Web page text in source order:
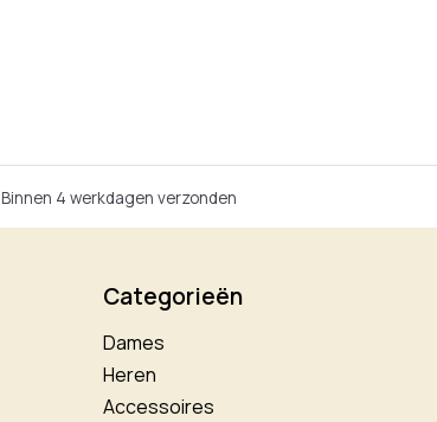
Binnen 4 werkdagen verzonden
Categorieën
Dames
Heren
Accessoires